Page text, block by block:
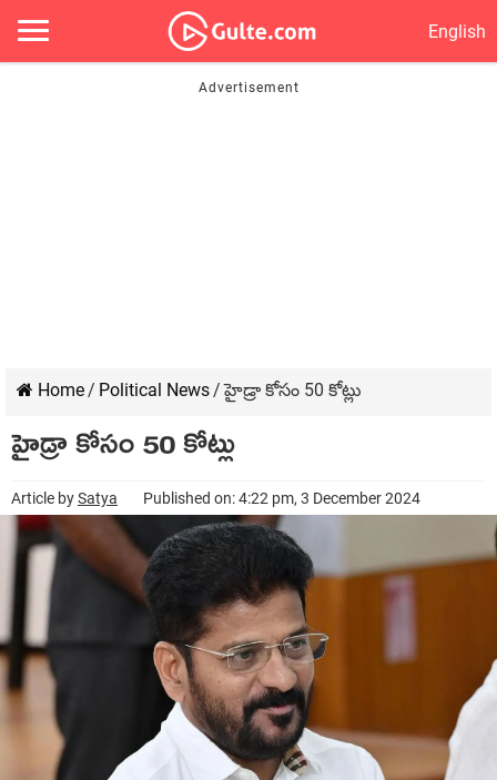
English
Home/ Political News/ హైడ్రా కోసం 50 కోట్లు
హైడ్రా కోసం 50 కోట్లు
Article bySatya Published on: 4:22 pm, 3 December 2024